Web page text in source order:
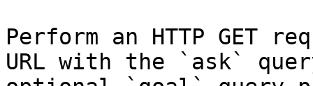
Perform an HTTP GET
URL with the `ask`